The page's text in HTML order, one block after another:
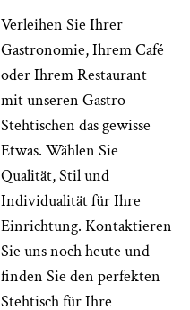
Verleihen Sie Ihrer
Gastronomie, Ihrem Café
oder Ihrem Restaurant
mit unseren Gastro
Stehtischen das gewisse
Etwas. Wählen Sie
Qualität, Stil und
Individualität für Ihre
Einrichtung. Kontaktieren
Sie uns noch heute und
finden Sie den perfekten
Stehtisch für Ihre